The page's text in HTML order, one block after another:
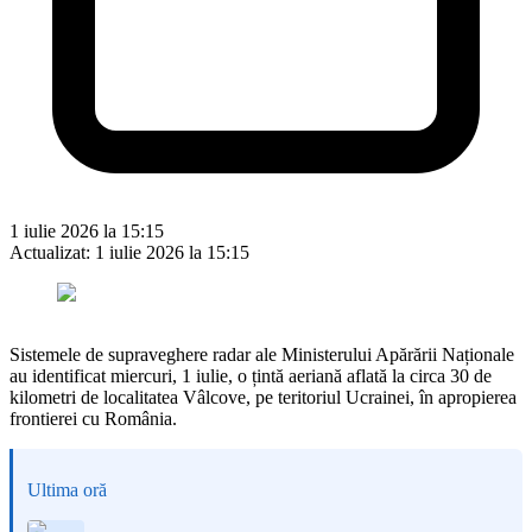
1 iulie 2026 la 15:15
Actualizat: 1 iulie 2026 la 15:15
Sistemele de supraveghere radar ale Ministerului Apărării Naționale
au identificat miercuri, 1 iulie, o țintă aeriană aflată la circa 30 de
kilometri de localitatea Vâlcove, pe teritoriul Ucrainei, în apropierea
frontierei cu România.
Ultima oră